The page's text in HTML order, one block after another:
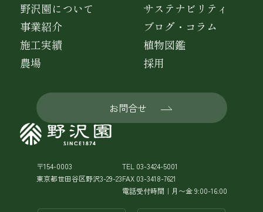
〒154-0003
東京都世田谷区野沢3-29-23
TEL 03-3424-5001
FAX 03-3418-7621
電話受付時間｜月〜金 9:00-16:00
野沢園について
事業紹介
施工実績
農場
サステナビリティ
ブログ・コラム
植物図鑑
採用
お問合せ